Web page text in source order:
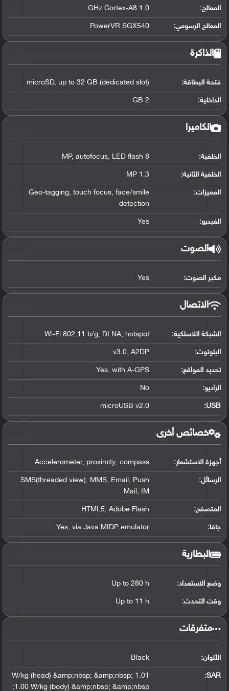
المعالج:
1.0 GHz Cortex-A8
المعالج الرسومي:
PowerVR SGX540
الذاكرة
فتحة البطاقة: microSD, up to 32 GB (dedicated slot)
الداخلية: 2 GB
الكاميرا
الخلفية: 8 MP, autofocus, LED flash
الخلفية الثانية: 1.3 MP
المميزات:
Geo-tagging, touch focus, face/smile
detection
الفيديو: Yes
الصوت
مكبر الصوت: Yes
الاتصال
الشبكة اللاسلكية: Wi-Fi 802.11 b/g, DLNA, hotspot
البلوتوث:
v3.0, A2DP
تحديد المواقع:
Yes, with A-GPS
الراديو: No
USB
:
microUSB v2.0
خصائص أخرى
أجهزة الاستشعار: Accelerometer, proximity, compass
الرسائل:
SMS(threaded view), MMS, Email, Push
Mail, IM
المتصفح: HTML5, Adobe Flash
جافا: Yes, via Java MIDP emulator
البطارية
وضع الاستعداد: Up to 280 h
وقت التحدث: Up to 11 h
‏متفرقات‏
الألوان: Black
SAR
:
1.01 W/kg (head) &amp;nbsp; &amp;nbsp;
1.00 W/kg (body) &amp;nbsp; &amp;nbsp;